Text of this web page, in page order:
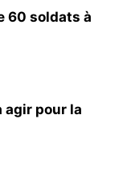
60 soldats à
agir pour la